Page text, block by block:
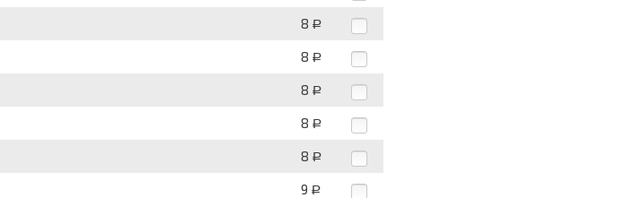
8 Р
8 Р
8 Р
8 Р
8 Р
9 Р